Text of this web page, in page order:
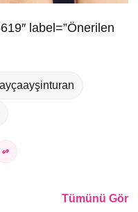
label=”Önerilen
Tümünü Gör